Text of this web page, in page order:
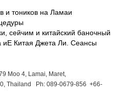
и тоников на Ламаи
сейчим и китайский баночный
иЕ Китая Джета Ли. Сеансы
Moo 4, Lamai, Maret,
Thailand Ph: 089-0679-856 +66-